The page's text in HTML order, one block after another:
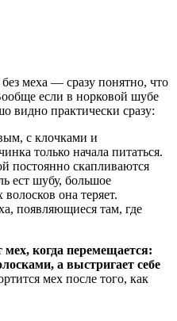
меха — сразу понятно, что
если в норковой шубе
видно практически сразу:
с клочками и
только начала питаться.
постоянно скапливаются
ест шубу, большое
она теряет.
появляющиеся там, где
когда перемещается:
а выстригает себе
мех после того, как